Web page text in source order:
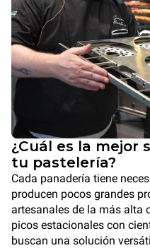
¿Cuál es la mejor
tu pastelería?
Cada panadería tiene
producen pocos grandes
artesanales de la más alta
picos estacionales con
buscan una solución